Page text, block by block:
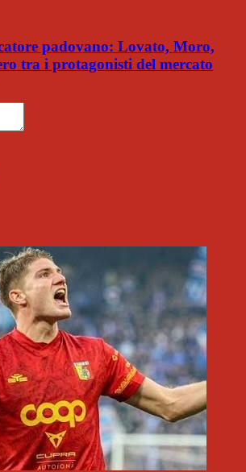
padovano: Lovato, Moro,
tra i protagonisti del mercato